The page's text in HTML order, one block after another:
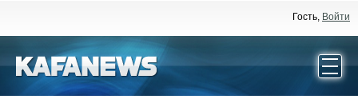
Гость, Войти